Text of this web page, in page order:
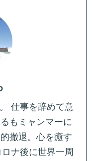
仕事を辞めて意
もミャンマーに
撤退。心を癒す
ナ後に世界一周